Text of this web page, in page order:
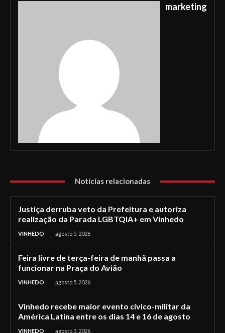
marketing
Notícias relacionadas
Justiça derruba veto da Prefeitura e autoriza
realização da Parada LGBTQIA+ em Vinhedo
VINHEDO agosto 5, 2026
Feira livre de terça-feira de manhã passa a
funcionar na Praça do Avião
VINHEDO agosto 5, 2026
Vinhedo recebe maior evento cívico-militar da
América Latina entre os dias 14 e 16 de agosto
VINHEDO agosto 3, 2026